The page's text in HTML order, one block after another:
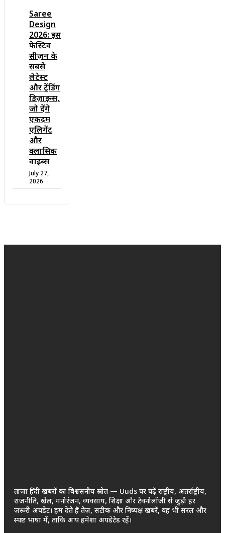
Saree
Design
2026: इस
फेस्टिव
सीज़न के
सबसे
लेटेस्ट
और ट्रेंडिंग
डिज़ाइन्स,
जो देंगे
एकदम
एलिगेंट
और
क्लासिक
वाइब्स
July 27,
2026
ताज़ा हिंदी खबरों का विश्वसनीय स्रोत — Uuds पर पढ़ें राष्ट्रीय, अंतर्राष्ट्रीय,
राजनीति, खेल, मनोरंजन, व्यवसाय, शिक्षा और टेक्नोलॉजी से जुड़ी हर
जरूरी अपडेट। हम देते हैं तेज़, सटीक और निष्पक्ष खबरें, वह भी सरल और
स्पष्ट भाषा में, ताकि आप हमेशा अपडेटेड रहें।